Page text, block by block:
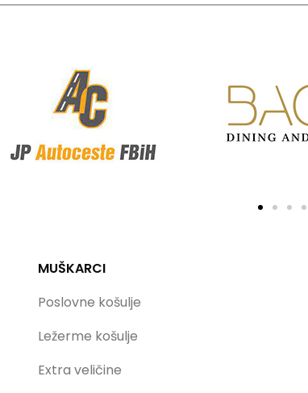
MUŠKARCI
Poslovne košulje
Ležerme košulje
Extra veličine